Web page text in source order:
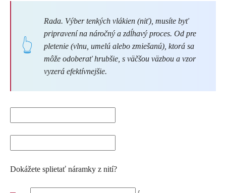
Rada. Výber tenkých vlákien (niť), musíte byť
pripravení na náročný a zdĺhavý proces. Od pre
pletenie (vlnu, umelú alebo zmiešanú), ktorá sa
môže odoberať hrubšie, s väčšou väzbou a vzor
vyzerá efektívnejšie.
Dokážete splietať náramky z nití?